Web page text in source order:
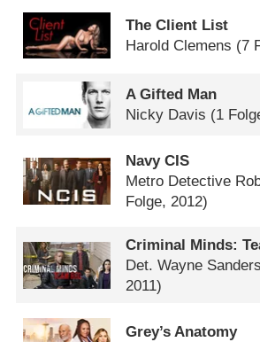
The Client List
Harold Clemens (7
A Gifted Man
Nicky Davis (1
Navy CIS
Metro Detective
Folge, 2012)
Criminal Minds:
Det. Wayne
2011)
Grey’s Anatomy